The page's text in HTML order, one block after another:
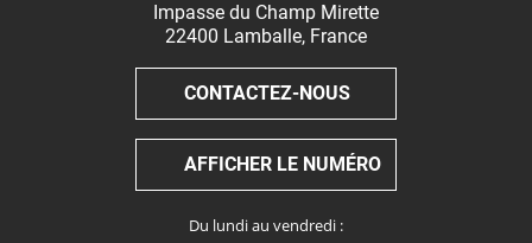
Impasse du Champ Mirette
22400 Lamballe, France
CONTACTEZ-NOUS
AFFICHER LE NUMÉRO
Du lundi au vendredi :